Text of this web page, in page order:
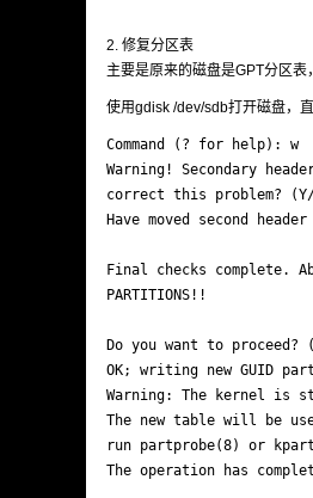
2. 修复分区表
主要是原来的磁盘是GPT分区
使用gdisk /dev/sdb打开磁盘，
Command (? for help): w
Warning! Secondary
correct this problem?
Have moved second
Final checks complete.
PARTITIONS!!
Do you want to proceed?
OK; writing new GUID
Warning: The kernel
The new table will be
run partprobe(8) or